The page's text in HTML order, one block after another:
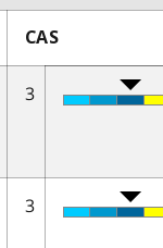
CAS
3
3